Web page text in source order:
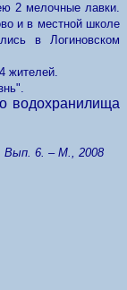
2 мелочные лавки.
и в местной школе
в Логиновском
жителей.
водохранилища
Вып. 6. – М., 2008